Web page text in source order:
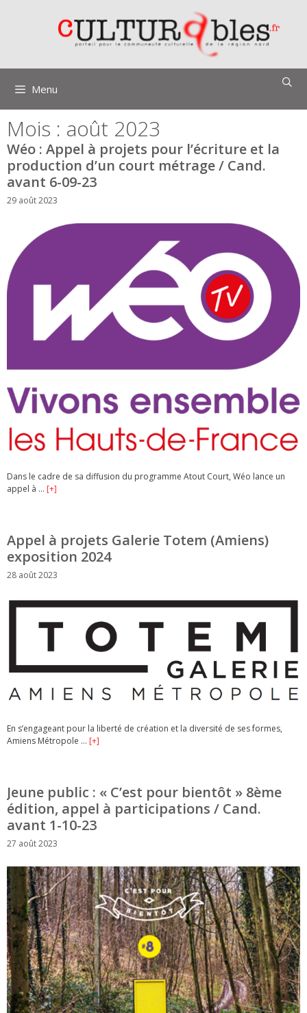
Menu
Mois : août 2023
Wéo : Appel à projets pour l’écriture et la
production d’un court métrage / Cand.
avant 6-09-23
29 août 2023
Dans le cadre de sa diffusion du programme Atout Court, Wéo lance un
appel à … [+]
Appel à projets Galerie Totem (Amiens)
exposition 2024
28 août 2023
En s’engageant pour la liberté de création et la diversité de ses formes,
Amiens Métropole … [+]
Jeune public : « C’est pour bientôt » 8ème
édition, appel à participations / Cand.
avant 1-10-23
27 août 2023